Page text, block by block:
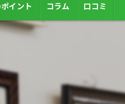
イント コラム 口コミ